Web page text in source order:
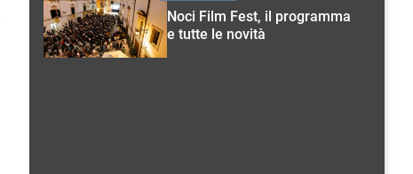
Noci Film Fest, il programma
e tutte le novità